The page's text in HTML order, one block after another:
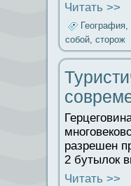
Читать >>
География,
собой, сторож
разрешен
2 бутылок
Читать >>